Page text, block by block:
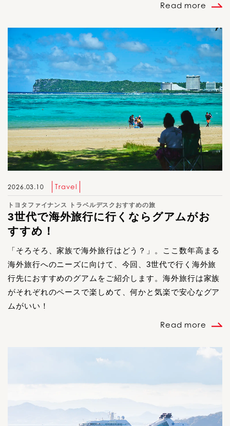
Read more
2026.03.10 Travel
トヨタファイナンス トラベルデスクおすすめの旅
3世代で海外旅行に行くならグアムがお
すすめ！
「そろそろ、家族で海外旅行はどう？」。ここ数年高まる
海外旅行へのニーズに向けて、今回、3世代で行く海外旅
行先におすすめのグアムをご紹介します。海外旅行は家族
がそれぞれのペースで楽しめて、何かと気楽で安心なグア
ムがいい！
Read more